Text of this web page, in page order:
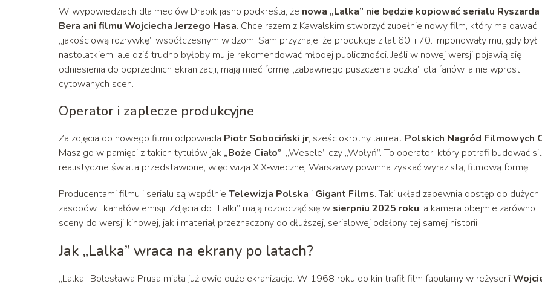
W wypowiedziach dla mediów Drabik jasno podkreśla, że nowa „Lalka” nie będzie kopiować serialu Ryszarda
Bera ani filmu Wojciecha Jerzego Hasa. Chce razem z Kawalskim stworzyć zupełnie nowy film, który ma dawać
„jakościową rozrywkę” współczesnym widzom. Sam przyznaje, że produkcje z lat 60. i 70. imponowały mu, gdy był
nastolatkiem, ale dziś trudno byłoby mu je rekomendować młodej publiczności. Jeśli w nowej wersji pojawią się
odniesienia do poprzednich ekranizacji, mają mieć formę „zabawnego puszczenia oczka” dla fanów, a nie wprost
cytowanych scen.
Operator i zaplecze produkcyjne
Za zdjęcia do nowego filmu odpowiada Piotr Sobociński jr, sześciokrotny laureat Polskich Nagród Filmowych
Masz go w pamięci z takich tytułów jak „Boże Ciało”, „Wesele” czy „Wołyń”. To operator, który potrafi budować
realistyczne świata przedstawione, więc wizja XIX‑wiecznej Warszawy powinna zyskać wyrazistą, filmową formę.
Producentami filmu i serialu są wspólnie Telewizja Polska i Gigant Films. Taki układ zapewnia dostęp do dużych
zasobów i kanałów emisji. Zdjęcia do „Lalki” mają rozpocząć się w sierpniu 2025 roku, a kamera obejmie zarówno
sceny do wersji kinowej, jak i materiał przeznaczony do dłuższej, serialowej odsłony tej samej historii.
Jak „Lalka” wraca na ekrany po latach?
„Lalka” Bolesława Prusa miała już dwie duże ekranizacje. W 1968 roku do kin trafił film fabularny w reżyserii